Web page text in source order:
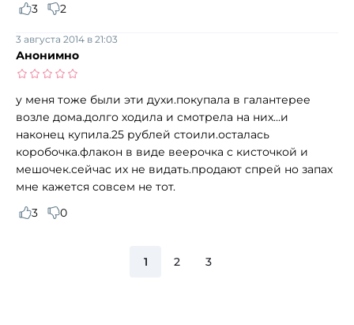
3
2
Анонимно
3 августа 2014 в 21:03
у меня тоже были эти духи.покупала в галантерее
возле дома.долго ходила и смотрела на них...и
наконец купила.25 рублей стоили.осталась
коробочка.флакон в виде веерочка с кисточкой и
мешочек.сейчас их не видать.продают спрей но запах
мне кажется совсем не тот.
3
0
1 2 3